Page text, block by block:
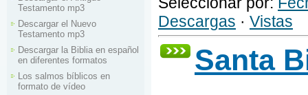
Testamento mp3
Descargar el Nuevo
Testamento mp3
Descargar la Biblia en español
en diferentes formatos
Los salmos bíblicos en
formato de vídeo
Descargas · Vistas
Santa